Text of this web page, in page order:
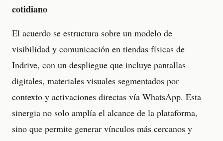
cotidiano
El acuerdo se estructura sobre un modelo de
visibilidad y comunicación en tiendas físicas de
Indrive, con un despliegue que incluye pantallas
digitales, materiales visuales segmentados por
contexto y activaciones directas vía WhatsApp. Esta
sinergia no solo amplía el alcance de la plataforma,
sino que permite generar vínculos más cercanos y